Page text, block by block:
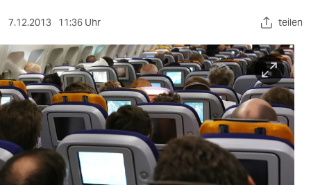
sport
berlin
nord
wahrheit
verlag
7.12.2013 11:36 Uhr teilen